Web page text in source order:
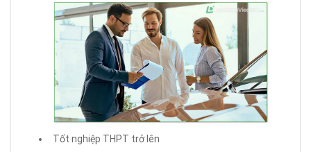
Tốt nghiệp THPT trở lên